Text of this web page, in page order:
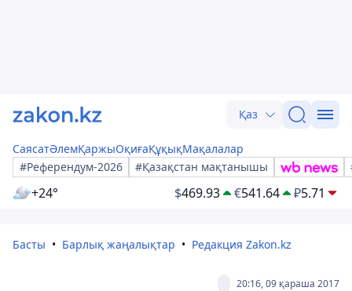
Қаз
СаясатӘлемҚаржыОқиғаҚұқықМақалалар
#Референдум-2026
#Қазақстан мақтанышы
+24° $469.93 €541.64 ₽5.71
Басты Барлық жаңалықтар Редакция Zakon.kz
20:16, 09 қараша 2017